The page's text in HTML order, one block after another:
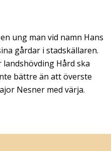
ung man vid namn Hans
gårdar i stadskällaren.
Hård ska
bättre än att överste
Nesner med värja.